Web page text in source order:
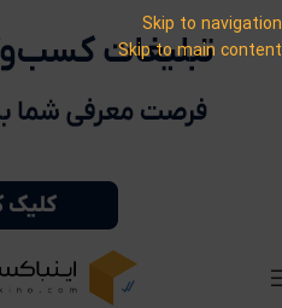
Skip to navigation
Skip to main content